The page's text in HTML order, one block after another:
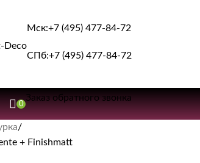
Deco
Мск:+7 (495) 477-84-72
СПб:+7 (495) 477-84-72
0
Заказ обратного звонка
+ Finishmatt